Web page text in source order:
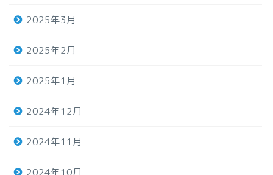
2025年3月
2025年2月
2025年1月
2024年12月
2024年11月
2024年10月